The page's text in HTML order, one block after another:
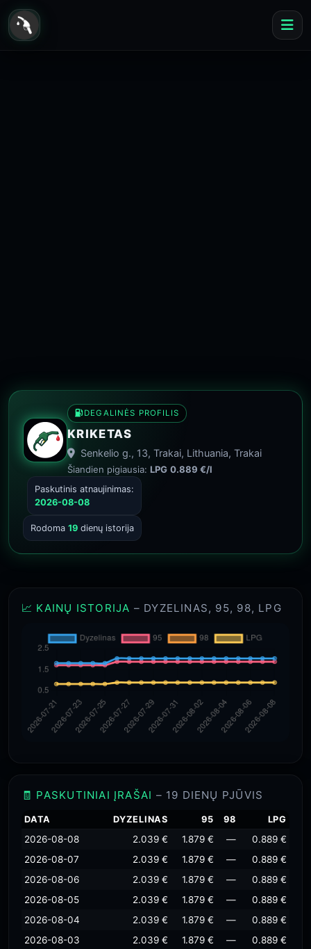
DEGALINĖS PROFILIS
KRIKETAS
Senkelio g., 13, Trakai, Lithuania, Trakai
Šiandien pigiausia: LPG 0.889 €/l
Paskutinis atnaujinimas:
2026-08-08
Rodoma 19 dienų istorija
📈 KAINŲ ISTORIJA – DYZELINAS, 95, 98, LPG
🧾 PASKUTINIAI ĮRAŠAI – 19 DIENŲ PJŪVIS
DATA DYZELINAS 95 98 LPG
2026-08-08 2.039 € 1.879 € —
0.889 €
2026-08-07
2.039 € 1.879 € —
0.889 €
2026-08-06
2.039 € 1.879 € —
0.889 €
2026-08-05
2.039 € 1.879 € —
0.889 €
2026-08-04
2.039 € 1.879 € —
0.889 €
2026-08-03
2.039 € 1.879 € —
0.889 €